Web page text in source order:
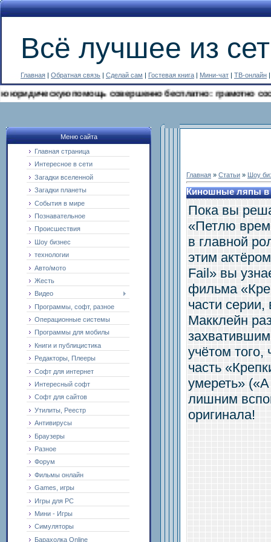
Всё лучшее из
Главная | Обратная связь | Сделай сам | Гостевая книга | Мини-чат | ТВ-онлайн
помощь совершенно бесплатно: грамотно
Меню сайта
Главная страница
Интересное в сети
Загадки вселенной
Загадки планеты
События в мире
Познавательное
Происшествия
Шоу бизнес
технологии
Авто/мото
Жесть
Видео
Программы, софт, разное
Операционные системы
Программы для мобилы
Книги и публицистика
Редакторы, Плееры
Софт для интернет
Интересный софт
Софт для сайтов
Утилиты, Реестр
Антивирусы
Браузеры
Разное
Форум
Фильмы онлайн
Games, игры
Игры для PC
Мини - Игры
Симуляторы
Барахолка Online
Главная » Статьи » Шоу
Киношные ляпы в
Пока вы
«Петлю
в главной
этим
Fail» вы
фильма
части
Макклейн
учётом того,
часть
умереть»
лишним
оригинала!